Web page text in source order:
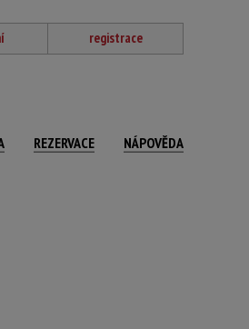
registrace
REZERVACE NÁPOVĚDA